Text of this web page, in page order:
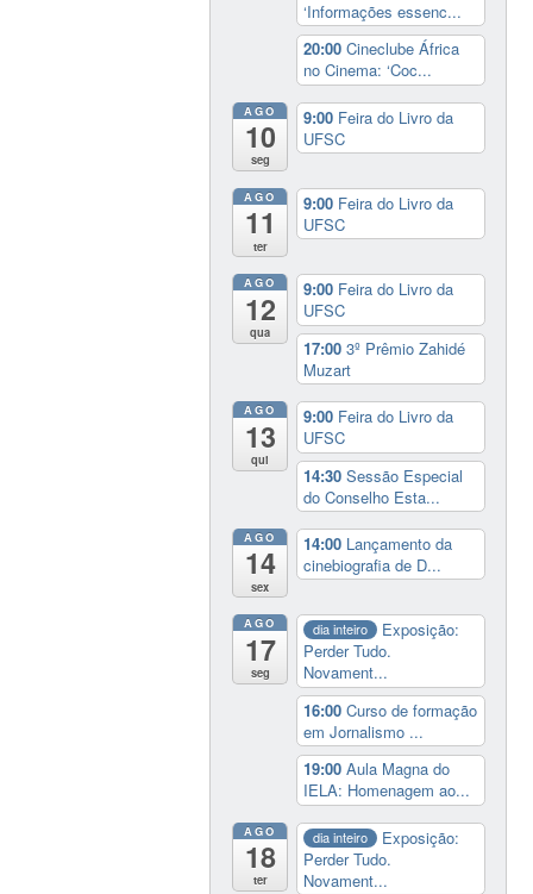
‘Informações essenc...
20:00Cineclube África
no Cinema: ‘Coc...
AGO
10
seg
9:00 Feira do Livro da
UFSC
AGO
11
ter
9:00 Feira do Livro da
UFSC
AGO
12
qua
9:00 Feira do Livro da
UFSC
17:003º Prêmio Zahidé
Muzart
AGO
13
qui
9:00 Feira do Livro da
UFSC
14:30Sessão Especial
do Conselho Esta...
AGO
14
sex
14:00 Lançamento da
cinebiografia de D...
AGO
17
seg
dia inteiro
Exposição:
Perder Tudo.
Novament...
16:00Curso de formação
em Jornalismo ...
19:00Aula Magna do
IELA: Homenagem ao...
AGO
18
ter
dia inteiro
Exposição:
Perder Tudo.
Novament...